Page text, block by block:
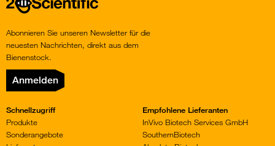
Abonnieren Sie unseren Newsletter für die
neuesten Nachrichten, direkt aus dem
Bienenstock.
Anmelden
Schnellzugriff
Produkte
Sonderangebote
Empfohlene Lieferanten
InVivo Biotech Services GmbH
SouthernBiotech